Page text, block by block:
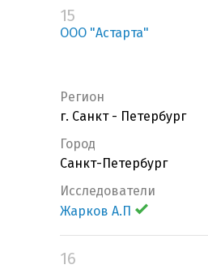
15
ООО "Астарта"
Регион
г. Санкт - Петербург
Город
Санкт-Петербург
Исследователи
Жарков А.П
16